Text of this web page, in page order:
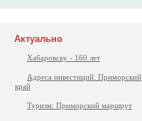
Актуально
Хабаровску - 160 лет
Адреса инвестиций. Приморский
край
Туризм: Приморский маршрут